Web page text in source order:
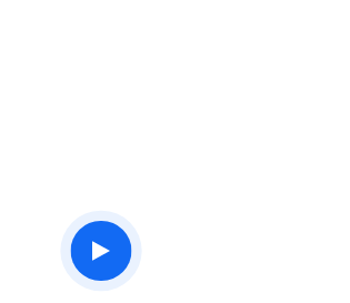
Watch
the